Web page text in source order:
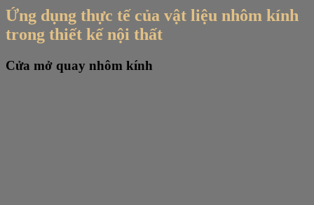
Ứng dụng thực tế của vật liệu nhôm kính
trong thiết kế nội thất
Cửa mở quay nhôm kính